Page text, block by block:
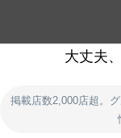
大丈夫
掲載店数2,000店超。